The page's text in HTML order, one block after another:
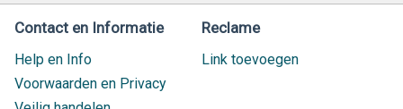
Contact en Informatie
Help en Info
Voorwaarden en Privacy
Reclame
Link toevoegen